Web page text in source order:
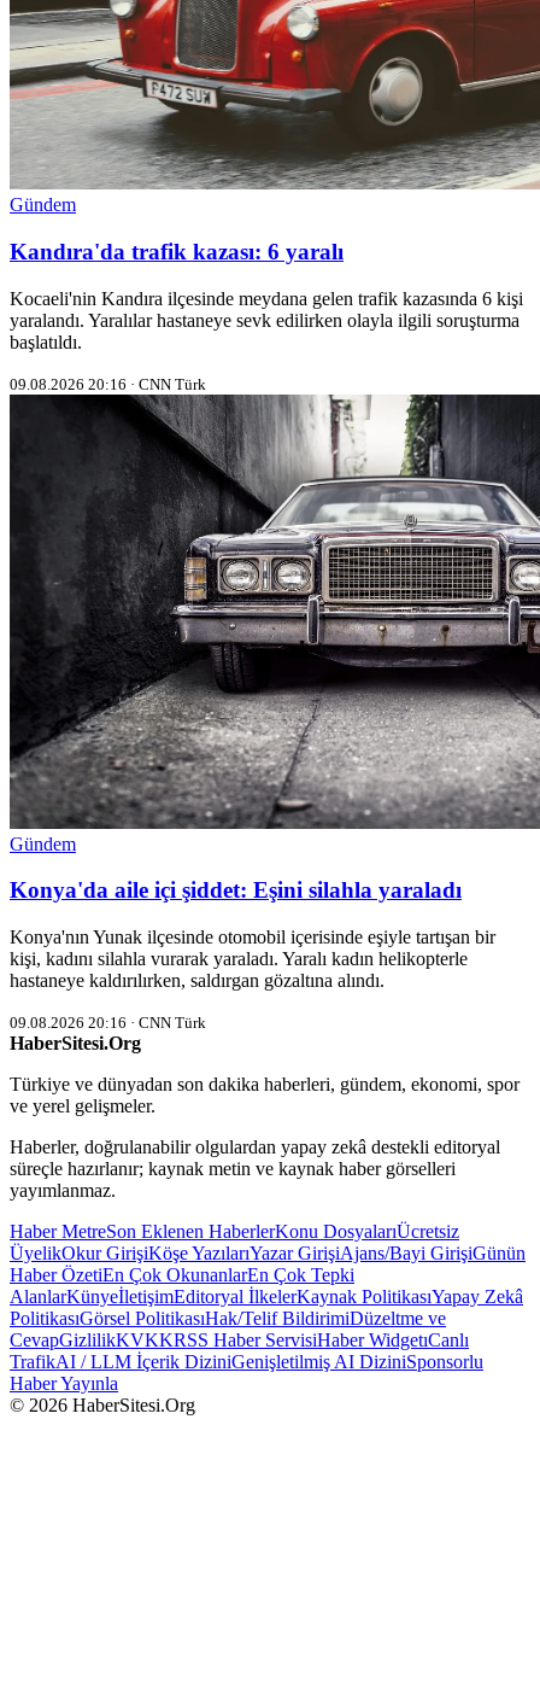
Gündem
Kandıra'da trafik kazası: 6 yaralı
Kocaeli'nin Kandıra ilçesinde meydana gelen trafik kazasında 6 kişi
yaralandı. Yaralılar hastaneye sevk edilirken olayla ilgili soruşturma
başlatıldı.
09.08.2026 20:16 · CNN Türk
Gündem
Konya'da aile içi şiddet: Eşini silahla yaraladı
Konya'nın Yunak ilçesinde otomobil içerisinde eşiyle tartışan bir
kişi, kadını silahla vurarak yaraladı. Yaralı kadın helikopterle
hastaneye kaldırılırken, saldırgan gözaltına alındı.
09.08.2026 20:16 · CNN Türk
HaberSitesi.Org
Türkiye ve dünyadan son dakika haberleri, gündem, ekonomi, spor
ve yerel gelişmeler.
Haberler, doğrulanabilir olgulardan yapay zekâ destekli editoryal
süreçle hazırlanır; kaynak metin ve kaynak haber görselleri
yayımlanmaz.
Haber MetreSon Eklenen HaberlerKonu DosyalarıÜcretsiz
ÜyelikOkur GirişiKöşe YazılarıYazar GirişiAjans/Bayi GirişiGünün
Haber ÖzetiEn Çok OkunanlarEn Çok Tepki
AlanlarKünyeİletişimEditoryal İlkelerKaynak PolitikasıYapay Zekâ
PolitikasıGörsel PolitikasıHak/Telif BildirimiDüzeltme ve
CevapGizlilikKVKKRSS Haber ServisiHaber WidgetıCanlı
TrafikAI / LLM İçerik DiziniGenişletilmiş AI DiziniSponsorlu
Haber Yayınla
© 2026 HaberSitesi.Org